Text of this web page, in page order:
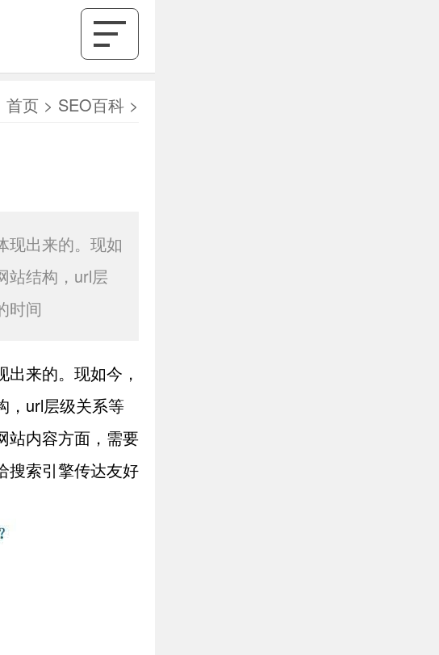
首页 > SEO百科 >
现出来的。现如
站结构，url层
时间
来的。现如今，
，url层级关系等
站内容方面，需要
搜索引擎传达友好